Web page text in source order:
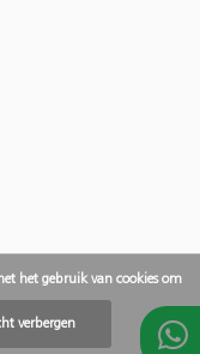
het gebruik van cookies om
verbergen